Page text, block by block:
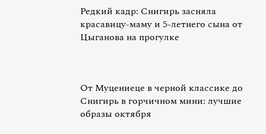
Редкий кадр: Снигирь засняла
красавицу-маму и 5-летнего сына от
Цыганова на прогулке
От Муцениеце в черной классике до
Снигирь в горчичном мини: лучшие
образы октября